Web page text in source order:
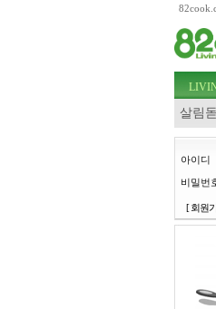
주메뉴
컨텐츠
검색
로그
주메뉴
살림
아이디
비밀번
[ 회원